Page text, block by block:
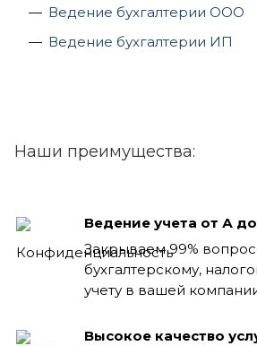
Ведение бухгалтерии ООО
Ведение бухгалтерии ИП
Наши преимущества:
Ведение учета от А
Закрываем 99%
бухгалтерскому,
учету в вашей
Высокое качество